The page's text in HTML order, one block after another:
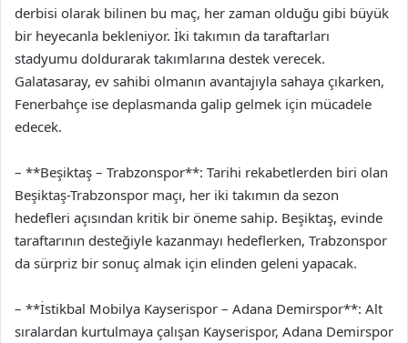
derbisi olarak bilinen bu maç, her zaman olduğu gibi büyük
bir heyecanla bekleniyor. İki takımın da taraftarları
stadyumu doldurarak takımlarına destek verecek.
Galatasaray, ev sahibi olmanın avantajıyla sahaya çıkarken,
Fenerbahçe ise deplasmanda galip gelmek için mücadele
edecek.
– **Beşiktaş – Trabzonspor**: Tarihi rekabetlerden biri olan
Beşiktaş-Trabzonspor maçı, her iki takımın da sezon
hedefleri açısından kritik bir öneme sahip. Beşiktaş, evinde
taraftarının desteğiyle kazanmayı hedeflerken, Trabzonspor
da sürpriz bir sonuç almak için elinden geleni yapacak.
– **İstikbal Mobilya Kayserispor – Adana Demirspor**: Alt
sıralardan kurtulmaya çalışan Kayserispor, Adana Demirspor